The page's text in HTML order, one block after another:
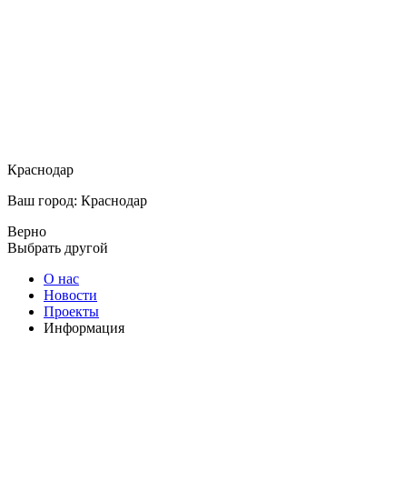
Краснодар
Ваш город: Краснодар
Верно
Выбрать другой
О нас
Новости
Проекты
Информация